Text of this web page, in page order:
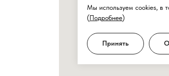
Мы используем cookies, в
(Подробнее)
Принять